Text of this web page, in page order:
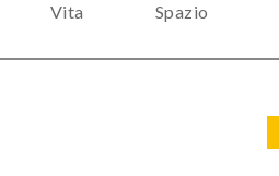
Vita Spazio